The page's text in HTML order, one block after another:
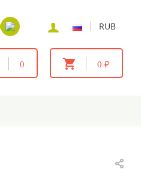
| RUB
0 0 ₽